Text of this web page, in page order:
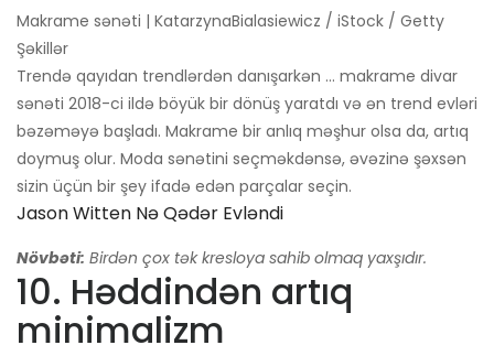
Makrame sənəti | KatarzynaBialasiewicz / iStock / Getty
Şəkillər
Trendə qayıdan trendlərdən danışarkən ... makrame divar
sənəti 2018-ci ildə böyük bir dönüş yaratdı və ən trend evləri
bəzəməyə başladı. Makrame bir anlıq məşhur olsa da, artıq
doymuş olur. Moda sənətini seçməkdənsə, əvəzinə şəxsən
sizin üçün bir şey ifadə edən parçalar seçin.
Jason Witten Nə Qədər Evləndi
Növbəti: Birdən çox tək kresloya sahib olmaq yaxşıdır.
10. Həddindən artıq
minimalizm